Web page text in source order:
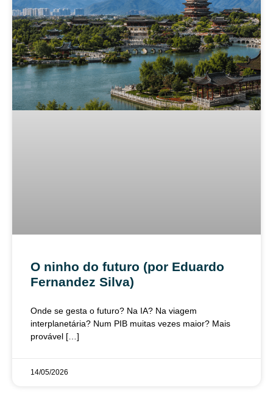
O ninho do futuro (por Eduardo
Fernandez Silva)
Onde se gesta o futuro? Na IA? Na viagem
interplanetária? Num PIB muitas vezes maior? Mais
provável […]
14/05/2026